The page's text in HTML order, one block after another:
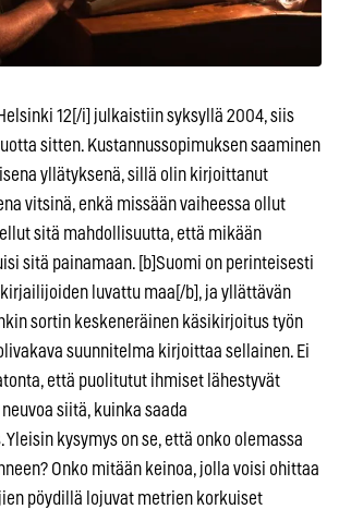
12[/i] julkaistiin syksyllä 2004, siis
sitten. Kustannussopimuksen saaminen
yllätyksenä, sillä olin kirjoittanut
vitsinä, enkä missään vaiheessa ollut
sitä mahdollisuutta, että mikään
sitä painamaan. [b]Suomi on perinteisesti
luvattu maa[/b], ja yllättävän
sortin keskeneräinen käsikirjoitus työn
suunnitelma kirjoittaa sellainen. Ei
että puolitutut ihmiset lähestyvät
siitä, kuinka saada
Yleisin kysymys on se, että onko olemassa
Onko mitään keinoa, jolla voisi ohittaa
pöydillä lojuvat metrien korkuiset